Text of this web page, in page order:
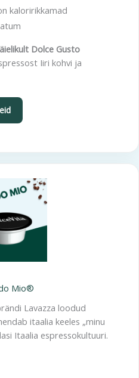
kaloririkkamad
Dolce Gusto
Iiri kohvi ja
Mio®
Lavazza loodud
itaalia keeles „minu
Itaalia espressokultuuri.